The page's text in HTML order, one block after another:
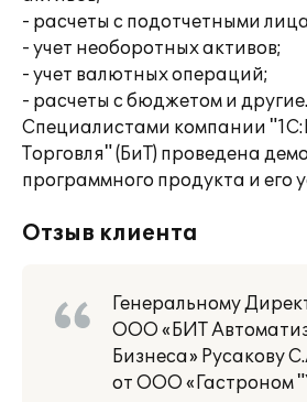
- расчеты с подотчетными
- учет необоротных активов;
- учет валютных операций;
- расчеты с бюджетом и другие.
Специалистами компании
Торговля" (БиТ) проведена
программного продукта и его
Отзыв клиента
Генеральному
ООО «БИТ
Бизнеса» Русакову
от ООО «Гастроном